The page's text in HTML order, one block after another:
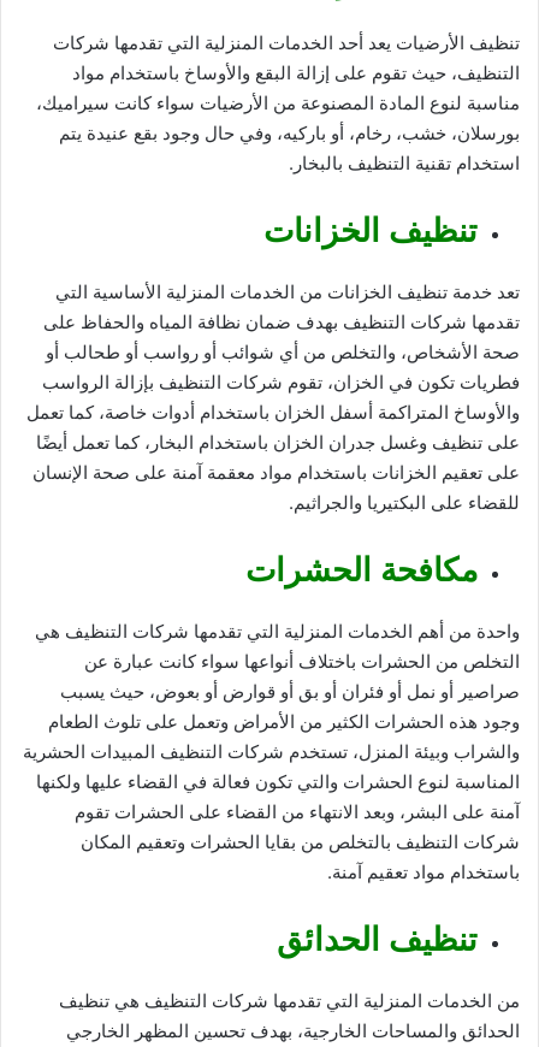
تنظيف الأرضيات يعد أحد الخدمات المنزلية التي تقدمها شركات
التنظيف، حيث تقوم على إزالة البقع والأوساخ باستخدام مواد
مناسبة لنوع المادة المصنوعة من الأرضيات سواء كانت سيراميك،
بورسلان، خشب، رخام، أو باركيه، وفي حال وجود بقع عنيدة يتم
استخدام تقنية التنظيف بالبخار.
تنظيف الخزانات
تعد خدمة تنظيف الخزانات من الخدمات المنزلية الأساسية التي
تقدمها شركات التنظيف بهدف ضمان نظافة المياه والحفاظ على
صحة الأشخاص، والتخلص من أي شوائب أو رواسب أو طحالب أو
فطريات تكون في الخزان، تقوم شركات التنظيف بإزالة الرواسب
والأوساخ المتراكمة أسفل الخزان باستخدام أدوات خاصة، كما تعمل
على تنظيف وغسل جدران الخزان باستخدام البخار، كما تعمل أيضًا
على تعقيم الخزانات باستخدام مواد معقمة آمنة على صحة الإنسان
للقضاء على البكتيريا والجراثيم.
مكافحة الحشرات
واحدة من أهم الخدمات المنزلية التي تقدمها شركات التنظيف هي
التخلص من الحشرات باختلاف أنواعها سواء كانت عبارة عن
صراصير أو نمل أو فئران أو بق أو قوارض أو بعوض، حيث يسبب
وجود هذه الحشرات الكثير من الأمراض وتعمل على تلوث الطعام
والشراب وبيئة المنزل، تستخدم شركات التنظيف المبيدات الحشرية
المناسبة لنوع الحشرات والتي تكون فعالة في القضاء عليها ولكنها
آمنة على البشر، وبعد الانتهاء من القضاء على الحشرات تقوم
شركات التنظيف بالتخلص من بقايا الحشرات وتعقيم المكان
باستخدام مواد تعقيم آمنة.
تنظيف الحدائق
من الخدمات المنزلية التي تقدمها شركات التنظيف هي تنظيف
الحدائق والمساحات الخارجية، بهدف تحسين المظهر الخارجي